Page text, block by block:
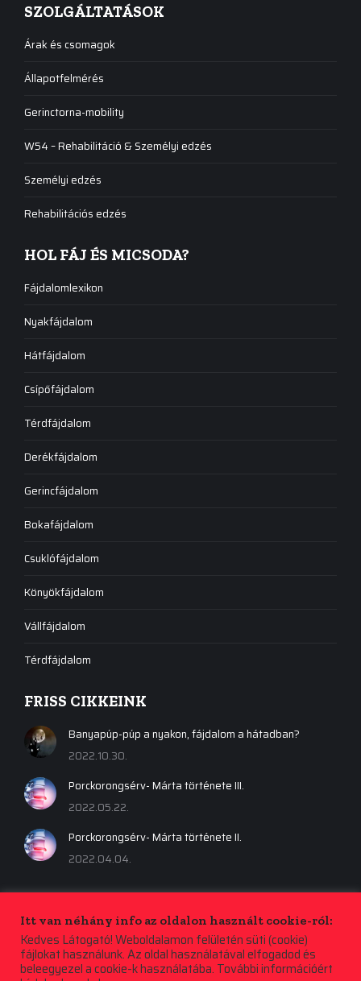
SZOLGÁLTATÁSOK
Árak és csomagok
Állapotfelmérés
Gerinctorna-mobility
W54 – Rehabilitáció & Személyi edzés
Személyi edzés
Rehabilitációs edzés
HOL FÁJ ÉS MICSODA?
Fájdalomlexikon
Nyakfájdalom
Hátfájdalom
Csípőfájdalom
Térdfájdalom
Derékfájdalom
Gerincfájdalom
Bokafájdalom
Csuklófájdalom
Könyökfájdalom
Vállfájdalom
Térdfájdalom
FRISS CIKKEINK
Banyapúp-púp a nyakon, fájdalom a hátadban?
2022.10.30.
Porckorongsérv- Márta története III.
2022.05.22.
Porckorongsérv- Márta története II.
2022.04.04.
Itt van néhány info az oldalon használt cookie-ról:
Kedves Látogató! Weboldalamon felületén süti (cookie)
fájlokat használunk. Az oldal használatával elfogadod és
beleegyezel a cookie-k használatába. További információért